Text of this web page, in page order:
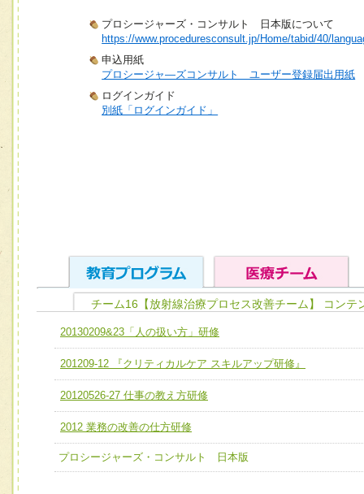
プロシージャーズ・コンサルト 日本版について
https://www.proceduresconsult.jp/Home/tabid/40/
申込用紙
プロシージャ―ズコンサルト ユーザー登録届出用紙
ログインガイド
別紙「ログインガイド」
ユニット１ 医療人としての基礎能力
全人的医療を実践する医療人として、必要な基礎能力を身
ける
ユニット２ チーム医療構成力
必要に応じて柔軟に医療チームを組織し、強調できる
ユニット３ 多職種連携力
他職種の視点とスキルを学び、相互理解と連携を深める
チーム01【病院内横断的問題解決チーム】
チーム02【地域医療連携推進による高度医療を必要とする
宅患者等支援チーム】
チーム03【癌患者服薬サポートチーム】
チーム04【口腔ケアチーム】
チーム16【放射線治療プロセス改善チーム】 コンテ
20130209&23「人の扱い方」研修
201209-12 『クリティカルケア スキルアップ研修』
20120526-27 仕事の教え方研修
2012 業務の改善の仕方研修
プロシージャーズ・コンサルト 日本版